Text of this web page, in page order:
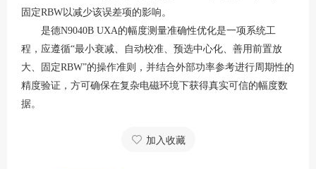
固定RBW以减少该误差项的影响。
是德N9040B UXA的幅度测量准确性优化是一项系统工
程，应遵循“最小衰减、自动校准、预选中心化、善用前置放
大、固定RBW”的操作准则，并结合外部功率参考进行周期性的
精度验证，方可确保在复杂电磁环境下获得真实可信的幅度数
据。
加入收藏